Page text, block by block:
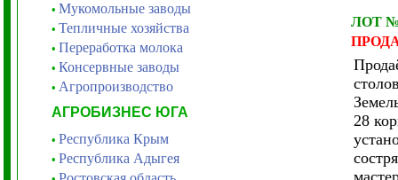
• Мукомольные заводы
• Тепличные хозяйства
• Переработка молока
• Консервные заводы
• Агропроизводство
АГРОБИЗНЕС ЮГА
• Республика Крым
• Республика Адыгея
ЛОТ
28